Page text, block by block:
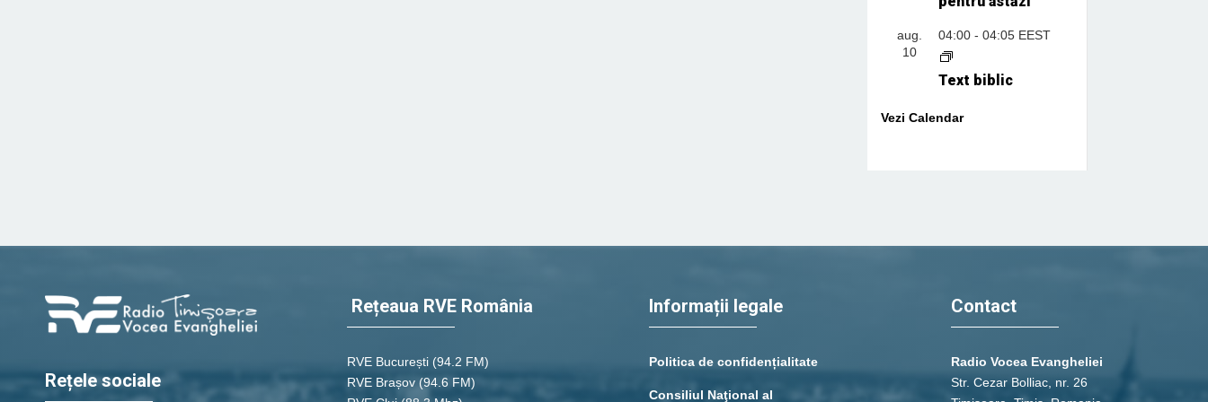
aug.
10
04:00- 04:05 EEST
Text biblic
Vezi Calendar
Rețele sociale
Rețeaua RVE România
RVE București (94.2 FM)
RVE Brașov (94.6 FM)
Informații legale
Politica de confidențialitate
Consiliul Naţional al
Contact
Radio Vocea Evangheliei
Str. Cezar Bolliac, nr. 26